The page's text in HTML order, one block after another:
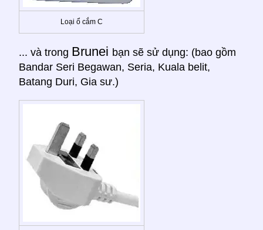
Loại ổ cắm C
... và trong Brunei bạn sẽ sử dụng: (bao gồm
Bandar Seri Begawan, Seria, Kuala belit,
Batang Duri, Gia sư.)